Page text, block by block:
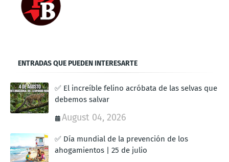
ENTRADAS QUE PUEDEN INTERESARTE
✅ El increíble felino acróbata de las selvas que
debemos salvar
August 04, 2026
✅ Día mundial de la prevención de los
ahogamientos | 25 de julio